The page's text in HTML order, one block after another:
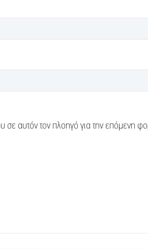
σε αυτόν τον πλοηγό για την επόμενη